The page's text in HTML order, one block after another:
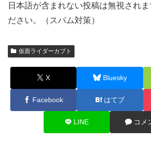
日本語が含まれない投稿は無視されま
ださい。（スパム対策）
仮面ライダーカブト
X Bluesky
Facebook はてブ
LINE コメ